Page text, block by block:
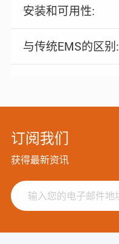
安装和可用性:
与传统EMS的区别:
订阅我们
获得最新资讯